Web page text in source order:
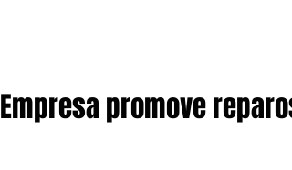
Empresa promove